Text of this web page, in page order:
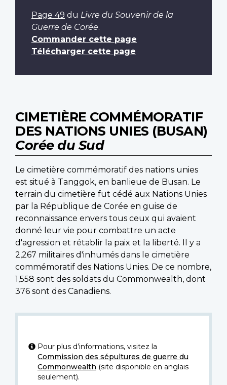
Page 49 du Livre du Souvenir de la
Guerre de Corée.
Commander cette page
Télécharger cette page
CIMETIÈRE COMMÉMORATIF
DES NATIONS UNIES (BUSAN)
Corée du Sud
Le cimetière commémoratif des nations unies
est situé à Tanggok, en banlieue de Busan. Le
terrain du cimetière fut cédé aux Nations Unies
par la République de Corée en guise de
reconnaissance envers tous ceux qui avaient
donné leur vie pour combattre un acte
d'agression et rétablir la paix et la liberté. Il y a
2,267 militaires d'inhumés dans le cimetière
commémoratif des Nations Unies. De ce nombre,
1,558 sont des soldats du Commonwealth, dont
376 sont des Canadiens.
Pour plus d’informations, visitez la
Commission des sépultures de guerre du
Commonwealth (site disponible en anglais
seulement).